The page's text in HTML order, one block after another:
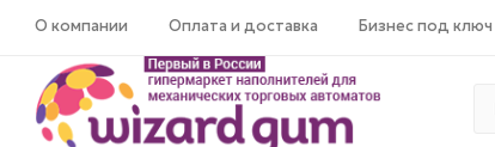
О компании Оплата и доставка Бизнес под ключ